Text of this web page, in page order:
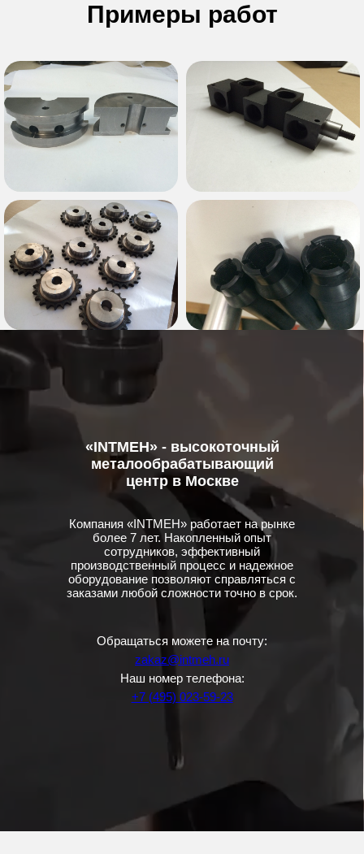
Примеры работ
Обращаться можете на почту:
zakaz@intmeh.ru
Наш номер телефона:
+7 (495) 023-59-23
«INTMEH» - высокоточный
металообрабатывающий
центр в Москве
Компания «INTMEH» работает на рынке
более 7 лет. Накопленный опыт
сотрудников, эффективный
производственный процесс и надежное
оборудование позволяют справляться с
заказами любой сложности точно в срок.